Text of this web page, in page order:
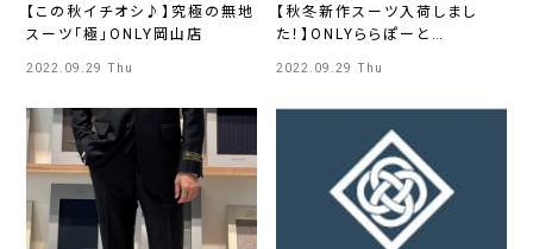
【この秋イチオシ♪】究極の無地
スーツ「極」ONLY岡山店
2022.09.29 Thu
【秋冬新作スーツ入荷しまし
た！】ONLYららぽーと
2022.09.29 Thu